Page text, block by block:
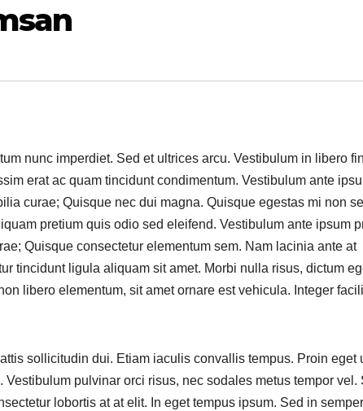
nunc imperdiet. Sed et ultrices arcu. Vestibulum in libero
erat ac quam tincidunt condimentum. Vestibulum ante
curae; Quisque nec dui magna. Quisque egestas mi non
pretium quis odio sed eleifend. Vestibulum ante ipsum
Quisque consectetur elementum sem. Nam lacinia ante at
tincidunt ligula aliquam sit amet. Morbi nulla risus, dictum
libero elementum, sit amet ornare est vehicula. Integer
sollicitudin dui. Etiam iaculis convallis tempus. Proin eget
pulvinar orci risus, nec sodales metus tempor vel.
lobortis at at elit. In eget tempus ipsum. Sed in